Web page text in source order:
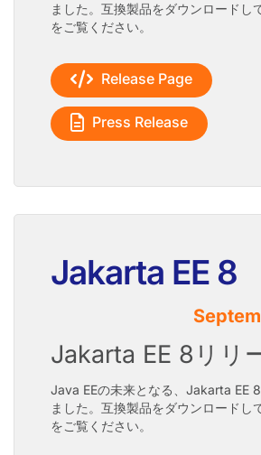
ました。互換製品をダウンロードし
をご覧ください。
Release Page
Press Release
Jakarta EE 8
Jakarta EE 8リリ
Java EEの未来となる、Jakarta EE
ました。互換製品をダウンロードし
をご覧ください。